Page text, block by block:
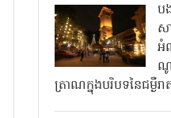
ប
ស
អំ
ណូ
ត្រាណក្នុងបរិបទនៃជម្ងឺរ